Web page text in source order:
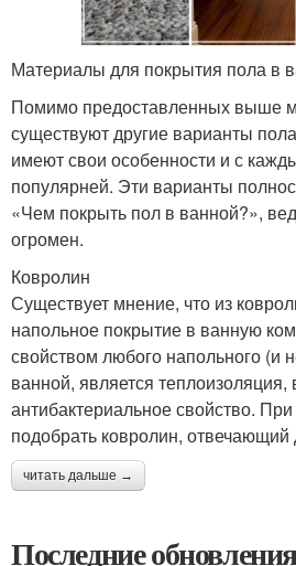
Материалы для покрытия пола в
Помимо предоставленных выше
существуют другие варианты
имеют свои особенности и с
популярней. Эти варианты
«Чем покрыть пол в ванной?»,
огромен.
Ковролин
Существует мнение, что из
напольное покрытие в ванную
свойством любого напольного (и
ванной, является
антибактериальное свойство.
подобрать ковролин,
читать дальше →
Последние